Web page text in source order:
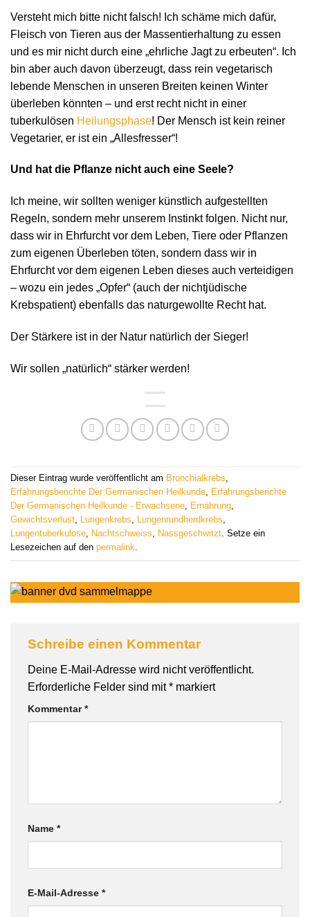
Versteht mich bitte nicht falsch! Ich schäme mich dafür,
Fleisch von Tieren aus der Massentierhaltung zu essen
und es mir nicht durch eine „ehrliche Jagt zu erbeuten“. Ich
bin aber auch davon überzeugt, dass rein vegetarisch
lebende Menschen in unseren Breiten keinen Winter
überleben könnten – und erst recht nicht in einer
tuberkulösen Heilungsphase! Der Mensch ist kein reiner
Vegetarier, er ist ein „Allesfresser“!
Und hat die Pflanze nicht auch eine Seele?
Ich meine, wir sollten weniger künstlich aufgestellten
Regeln, sondern mehr unserem Instinkt folgen. Nicht nur,
dass wir in Ehrfurcht vor dem Leben, Tiere oder Pflanzen
zum eigenen Überleben töten, sondern dass wir in
Ehrfurcht vor dem eigenen Leben dieses auch verteidigen
– wozu ein jedes „Opfer“ (auch der nichtjüdische
Krebspatient) ebenfalls das naturgewollte Recht hat.
Der Stärkere ist in der Natur natürlich der Sieger!
Wir sollen „natürlich“ stärker werden!
Dieser Eintrag wurde veröffentlicht am Bronchialkrebs,
Erfahrungsberichte Der Germanischen Heilkunde, Erfahrungsberichte
Der Germanischen Heilkunde - Erwachsene, Ernährung,
Gewichtsverlust, Lungenkrebs, Lungenrundherdkrebs,
Lungentuberkulose, Nachtschweiss, Nassgeschwitzt. Setze ein
Lesezeichen auf den permalink.
Schreibe einen Kommentar
Deine E-Mail-Adresse wird nicht veröffentlicht.
Erforderliche Felder sind mit* markiert
Kommentar*
Name *
E-Mail-Adresse *